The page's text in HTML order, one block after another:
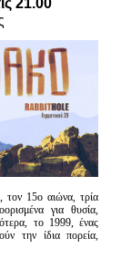
21.00
τον 15ο αιώνα, τρία
για θυσία,
το 1999, ένας
την ίδια πορεία,